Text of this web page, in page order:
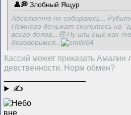
Злобный Ящур
Абсолютно не собираюсь...
Немного деньжат скиньтесь на
всего делов...🤑 Ну или еще как-
договоримся...
Кассий может приказать
девственности. Норм обмен?
✍